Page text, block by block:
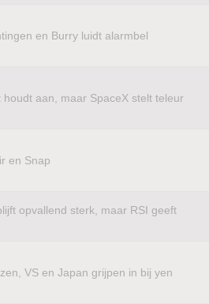
en Burry luidt alarmbel
houdt aan, maar SpaceX stelt teleur
en Snap
opvallend sterk, maar RSI geeft
VS en Japan grijpen in bij yen